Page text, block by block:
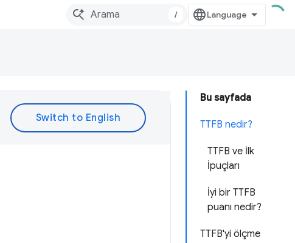
/
Bu sayfada
TTFB nedir?
TTFB ve İlk
İpuçları
İyi bir TTFB
puanı nedir?
TTFB'yi ölçme